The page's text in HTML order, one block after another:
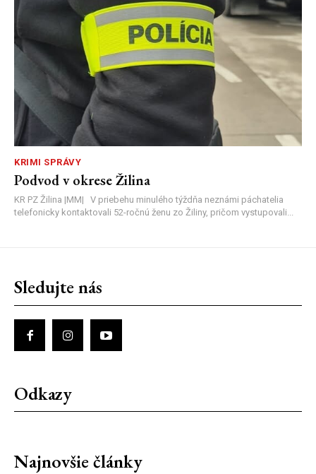
KRIMI SPRÁVY
Podvod v okrese Žilina
KR PZ Žilina |MM| V priebehu minulého týždňa neznámi páchatelia
telefonicky kontaktovali 52-ročnú ženu zo Žiliny, pričom vystupovali...
Sledujte nás
Odkazy
Najnovšie články